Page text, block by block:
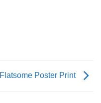
Flatsome Poster Print